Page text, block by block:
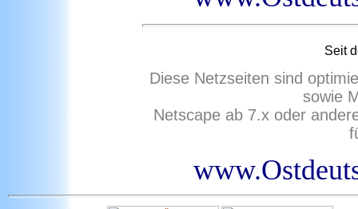
Seit
Diese Netzseiten sind
sowie
Netscape ab 7.x oder